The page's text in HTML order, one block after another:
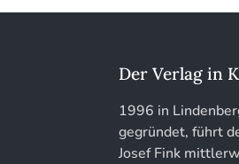
löhe:porträts
Jahresschriften
Deutsche
Chronometrie
Der Verlag in
1996 in
gegründet, führt
Josef Fink